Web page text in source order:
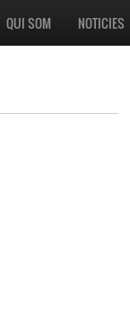
NOTICIES
QUI SOM